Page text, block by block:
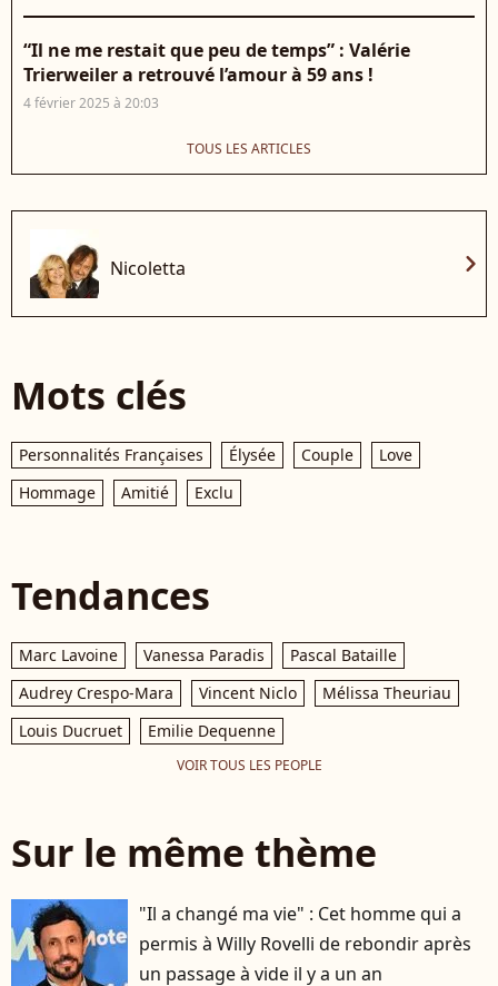
“Il ne me restait que peu de temps” : Valérie
Trierweiler a retrouvé l’amour à 59 ans !
4 février 2025 à 20:03
TOUS LES ARTICLES
Nicoletta chevron_right
Mots clés
Personnalités Françaises Élysée Couple
Love
Hommage
Amitié Exclu
Tendances
Marc Lavoine Vanessa Paradis
Pascal Bataille
Audrey Crespo-Mara
Vincent Niclo
Mélissa Theuriau
Louis Ducruet
Emilie Dequenne
VOIR TOUS LES PEOPLE
Sur le même thème
"Il a changé ma vie" : Cet homme qui a
permis à Willy Rovelli de rebondir après
un passage à vide il y a un an